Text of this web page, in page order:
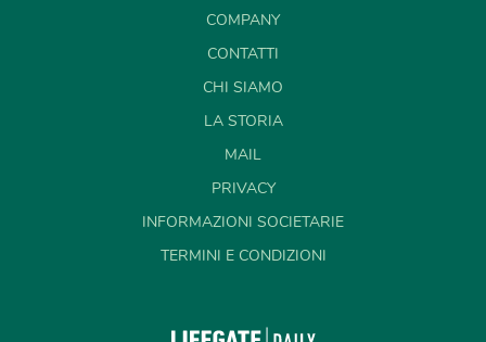
COMPANY
CONTATTI
CHI SIAMO
LA STORIA
MAIL
PRIVACY
INFORMAZIONI SOCIETARIE
TERMINI E CONDIZIONI